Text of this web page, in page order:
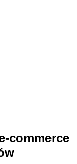
commerce